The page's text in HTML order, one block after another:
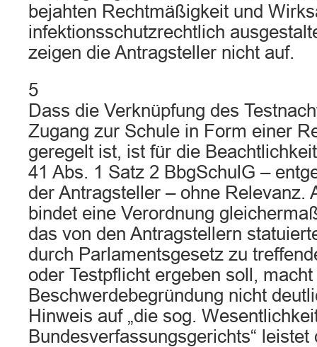
bejahten Rechtmäßigkeit und
infektionsschutzrechtlich
zeigen die Antragsteller nicht auf.
5
Dass die Verknüpfung des
Zugang zur Schule in Form einer
geregelt ist, ist für die
41 Abs. 1 Satz 2 BbgSchulG –
der Antragsteller – ohne Relevanz.
bindet eine Verordnung
das von den Antragstellern
durch Parlamentsgesetz zu
oder Testpflicht ergeben soll, macht
Beschwerdebegründung nicht
Hinweis auf „die sog.
Bundesverfassungsgerichts“ leistet